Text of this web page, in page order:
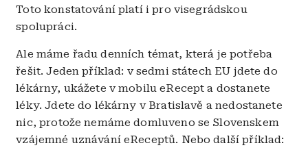
Toto konstatování platí i pro visegrádskou
spolupráci.
Ale máme řadu denních témat, která je potřeba
řešit. Jeden příklad: v sedmi státech EU jdete do
lékárny, ukážete v mobilu eRecept a dostanete
léky. Jdete do lékárny v Bratislavě a nedostanete
nic, protože nemáme domluveno se Slovenskem
vzájemné uznávání eReceptů. Nebo další příklad: